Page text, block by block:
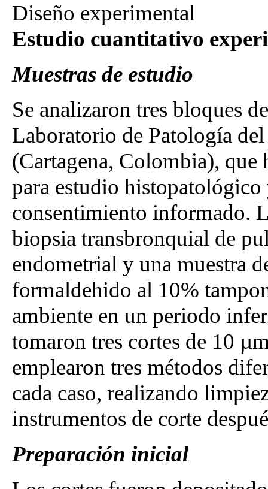
Diseño experimental
Estudio cuantitativo
Muestras de estudio
Se analizaron tres bloques
Laboratorio de Patología
(Cartagena, Colombia),
para estudio
consentimiento informado.
biopsia transbronquial de
endometrial y una muestra
formaldehido al 10%
ambiente en un periodo
tomaron tres cortes de 10
emplearon tres métodos
cada caso, realizando
instrumentos de corte
Preparación inicial